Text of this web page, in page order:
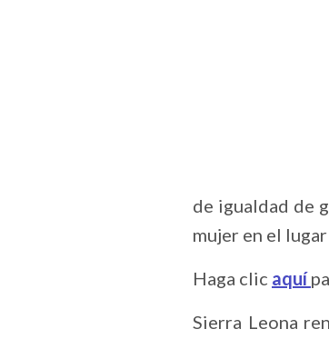
de igualdad de
mujer en el
Haga clic aquí
Sierra Leona